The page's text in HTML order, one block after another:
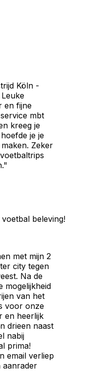
Köln -
en fijne
mbt
kreeg je
je je
Zeker
beleving!
met mijn 2
city tegen
Na de
mogelijkheid
van het
voor onze
en heerlijk
drieen naast
nabij
prima!
email verliep
aanrader